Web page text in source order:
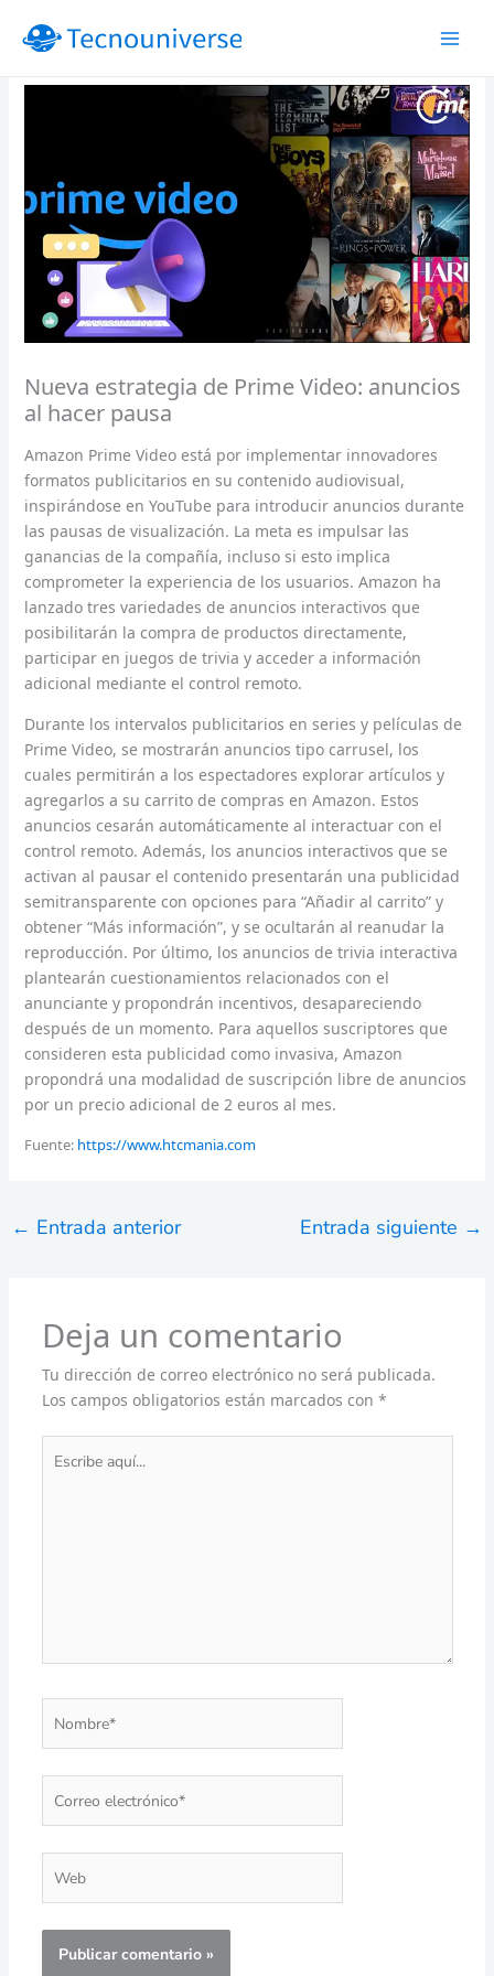
Nueva estrategia de Prime Video: anuncios
al hacer pausa
Amazon Prime Video está por implementar innovadores
formatos publicitarios en su contenido audiovisual,
inspirándose en YouTube para introducir anuncios durante
las pausas de visualización. La meta es impulsar las
ganancias de la compañía, incluso si esto implica
comprometer la experiencia de los usuarios. Amazon ha
lanzado tres variedades de anuncios interactivos que
posibilitarán la compra de productos directamente,
participar en juegos de trivia y acceder a información
adicional mediante el control remoto.
Durante los intervalos publicitarios en series y películas de
Prime Video, se mostrarán anuncios tipo carrusel, los
cuales permitirán a los espectadores explorar artículos y
agregarlos a su carrito de compras en Amazon. Estos
anuncios cesarán automáticamente al interactuar con el
control remoto. Además, los anuncios interactivos que se
activan al pausar el contenido presentarán una publicidad
semitransparente con opciones para “Añadir al carrito” y
obtener “Más información”, y se ocultarán al reanudar la
reproducción. Por último, los anuncios de trivia interactiva
plantearán cuestionamientos relacionados con el
anunciante y propondrán incentivos, desapareciendo
después de un momento. Para aquellos suscriptores que
consideren esta publicidad como invasiva, Amazon
propondrá una modalidad de suscripción libre de anuncios
por un precio adicional de 2 euros al mes.
Fuente: https://www.htcmania.com
← Entrada anterior Entrada siguiente →
Deja un comentario
Tu dirección de correo electrónico no será publicada.
Los campos obligatorios están marcados con *
aquí...
electrónico*